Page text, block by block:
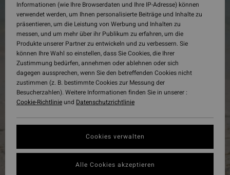
Informationen (wie Ihre Browserdaten und Ihre IP-Adresse) können
verwendet werden, um Ihnen personalisierte Beiträge und Inhalte zu
präsentieren, um die Leistung von Werbung und Inhalten zu
messen, und um mehr über ihr Publikum zu erfahren, um die
Produkte unserer Partner zu entwickeln und zu verbessern. Sie
können Ihre Wahl so einstellen, dass Sie Cookies, die Ihrer
Zustimmung bedürfen, annehmen oder ablehnen oder sich
dagegen aussprechen, wenn Sie den betreffenden Cookies nicht
zustimmen (z. B. bestimmte Cookies zur Messung der
Besucherzahlen). Weitere Informationen finden Sie in unserer :
Cookie-Richtlinieund Datenschutzrichtlinie
Cookies verwalten
Alle Cookies akzeptieren